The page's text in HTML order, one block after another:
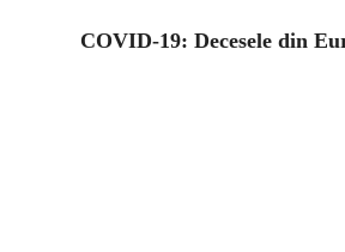
COVID-19: Decesele din